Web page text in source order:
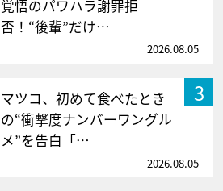
覚悟のパワハラ謝罪拒
否！“後輩”だけ…
2026.08.05
3
マツコ、初めて食べたとき
の“衝撃度ナンバーワングル
メ”を告白「…
2026.08.05